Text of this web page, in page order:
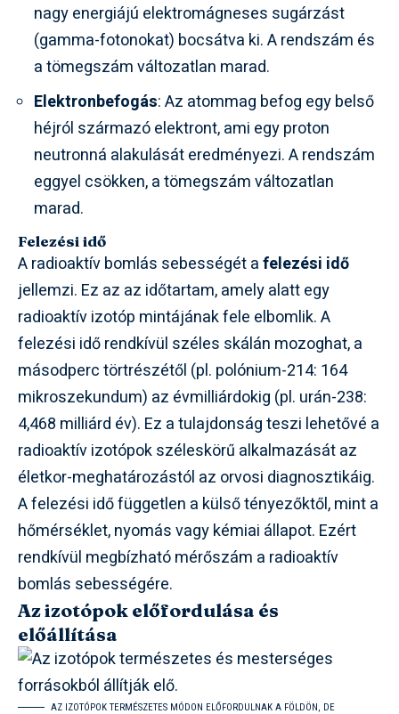
nagy energiájú elektromágneses sugárzást
(gamma-fotonokat) bocsátva ki. A rendszám és
a tömegszám változatlan marad.
Elektronbefogás: Az atommag befog egy belső
héjról származó elektront, ami egy proton
neutronná alakulását eredményezi. A rendszám
eggyel csökken, a tömegszám változatlan
marad.
Felezési idő
A radioaktív bomlás sebességét afelezési idő
jellemzi. Ez az az időtartam, amely alatt egy
radioaktív izotóp mintájának fele elbomlik. A
felezési idő rendkívül széles skálán mozoghat, a
másodperc törtrészétől (pl. polónium-214: 164
mikroszekundum) az évmilliárdokig (pl. urán-238:
4,468 milliárd év). Ez a tulajdonság teszi lehetővé a
radioaktív izotópok széleskörű alkalmazását az
életkor-meghatározástól az orvosi diagnosztikáig.
A felezési idő független a külső tényezőktől, mint a
hőmérséklet, nyomás vagy kémiai állapot. Ezért
rendkívül megbízható mérőszám a radioaktív
bomlás sebességére.
Az izotópok előfordulása és
előállítása
AZ IZOTÓPOK TERMÉSZETES MÓDON ELŐFORDULNAK A FÖLDÖN, DE